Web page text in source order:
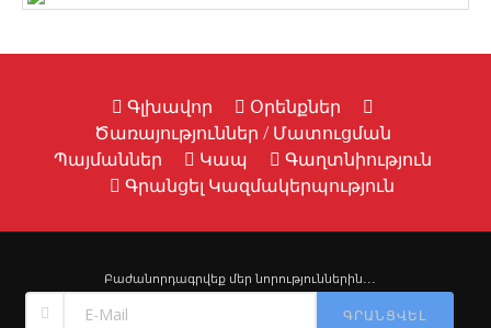
Գլխավոր
Օրենքներ
Ծառայություններ / Մատուցման
Պայմաններ
Կապ
Գաղտնիություն
Գրանցել Կազմակերպություն
Բաժանորդագրվեք մեր նորություններին․․․
ԳՐԱՆՑՎԵԼ